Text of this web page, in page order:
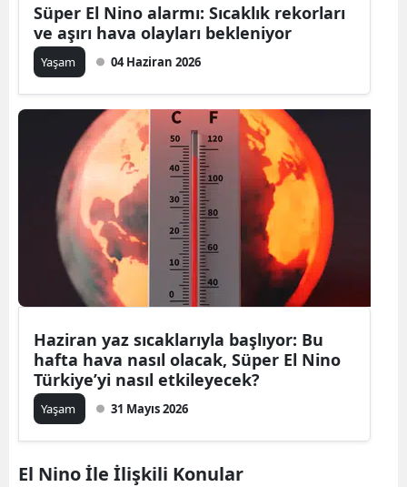
Süper El Nino alarmı: Sıcaklık rekorları
ve aşırı hava olayları bekleniyor
Yaşam 04 Haziran 2026
Haziran yaz sıcaklarıyla başlıyor: Bu
hafta hava nasıl olacak, Süper El Nino
Türkiye’yi nasıl etkileyecek?
Yaşam 31 Mayıs 2026
El Nino İle İlişkili Konular